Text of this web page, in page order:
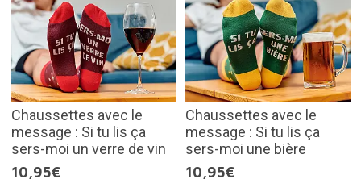
Chaussettes avec le
message : Si tu lis ça
sers-moi un verre de vin
10,95€
Chaussettes avec le
message : Si tu lis ça
sers-moi une bière
10,95€